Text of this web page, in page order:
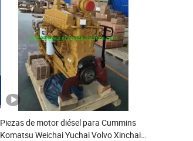
Piezas de motor diésel para Cummins
Komatsu Weichai Yuchai Volvo Xinchai